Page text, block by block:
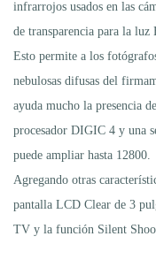
infrarrojos usados en las
de transparencia para la luz
Esto permite a los
nebulosas difusas del
ayuda mucho la presencia
procesador DIGIC 4 y una
puede ampliar hasta 12800.
Agregando otras
pantalla LCD Clear de 3
TV y la función Silent